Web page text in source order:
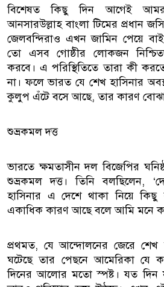
বিশেষত কিছু দিন আগেই আমরা
আনসারউল্লাহ বাংলা টিমের প্রধান
জেলবন্দিরাও এখন জামিন পেয়ে
তো এসব গোষ্ঠীর লোকজন
করবে। এ পরিস্থিতিতে তারা কী
না। ফলে ভারত যে শেখ হাসিনার
কুলুপ এঁটে বসে আছে, তার কারণ
শুভ্রকমল দত্ত
ভারতে ক্ষমতাসীন দল বিজেপির
শুভ্রকমল দত্ত। তিনি বলছিলেন,
হাসিনার এ দেশে থাকা নিয়ে
একাধিক কারণ আছে বলে আমি মনে
প্রথমত, যে আন্দোলনের জেরে শেখ
ঘটেছে তার পেছনে আমেরিকা যে
দিনের আলোর মতো স্পষ্ট। যত দিন